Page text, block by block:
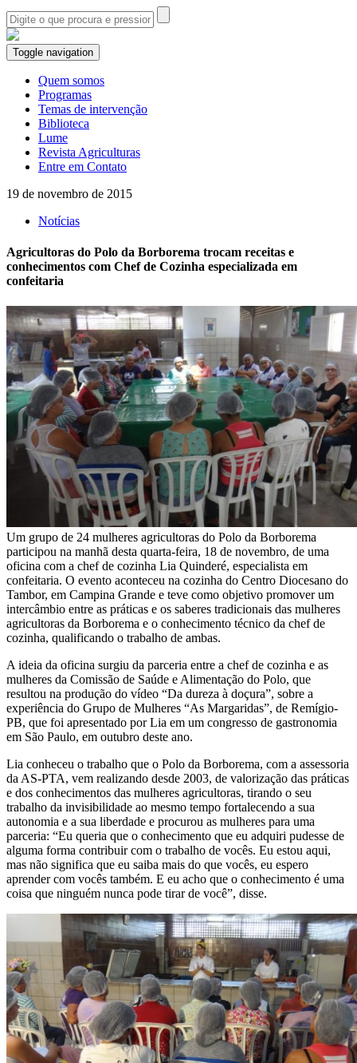
Toggle navigation
Quem somos
Programas
Temas de intervenção
Biblioteca
Lume
Revista Agriculturas
Entre em Contato
19 de novembro de 2015
Notícias
Agricultoras do Polo da Borborema trocam receitas e
conhecimentos com Chef de Cozinha especializada em
confeitaria
Um grupo de 24 mulheres agricultoras do Polo da Borborema
participou na manhã desta quarta-feira, 18 de novembro, de uma
oficina com a chef de cozinha Lia Quinderé, especialista em
confeitaria. O evento aconteceu na cozinha do Centro Diocesano do
Tambor, em Campina Grande e teve como objetivo promover um
intercâmbio entre as práticas e os saberes tradicionais das mulheres
agricultoras da Borborema e o conhecimento técnico da chef de
cozinha, qualificando o trabalho de ambas.
A ideia da oficina surgiu da parceria entre a chef de cozinha e as
mulheres da Comissão de Saúde e Alimentação do Polo, que
resultou na produção do vídeo “Da dureza à doçura”, sobre a
experiência do Grupo de Mulheres “As Margaridas”, de Remígio-
PB, que foi apresentado por Lia em um congresso de gastronomia
em São Paulo, em outubro deste ano.
Lia conheceu o trabalho que o Polo da Borborema, com a assessoria
da AS-PTA, vem realizando desde 2003, de valorização das práticas
e dos conhecimentos das mulheres agricultoras, tirando o seu
trabalho da invisibilidade ao mesmo tempo fortalecendo a sua
autonomia e a sua liberdade e procurou as mulheres para uma
parceria: “Eu queria que o conhecimento que eu adquiri pudesse de
alguma forma contribuir com o trabalho de vocês. Eu estou aqui,
mas não significa que eu saiba mais do que vocês, eu espero
aprender com vocês também. E eu acho que o conhecimento é uma
coisa que ninguém nunca pode tirar de você”, disse.